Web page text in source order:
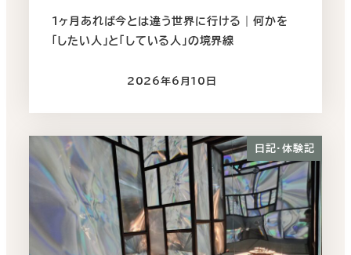
1ヶ月あれば今とは違う世界に行ける｜何かを
｢したい人｣と｢している人｣の境界線
2026年6月10日
日記・体験記